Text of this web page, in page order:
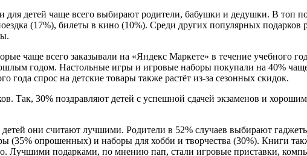
детей чаще всего выбирают родители, бабушки и дедушки. В топ
(17%), билеты в кино (10%). Среди других популярных подарков
чаще всего заказывали на «Яндекс Маркете» в течение учебного
годом. Настольные игры и игровые наборы покупали на 40%
года спрос на детские товары также растёт из-за сезонных скидок.
Так, 30% поздравляют детей с успешной сдачей экзаменов и
они считают лучшими. Родители в 52% случаев выбирают
опрошенных) и наборы для хобби и творчества (30%). Книги
Лучшими подарками, по мнению пап, стали игровые приставки,